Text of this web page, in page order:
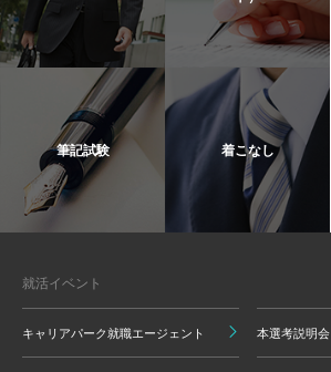
筆記試験 着こなし
就活イベント
キャリアパーク就職エージェント 本選考説明会